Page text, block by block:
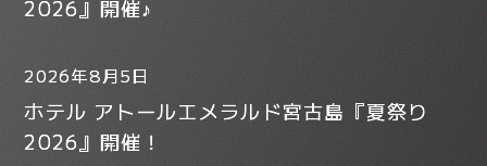
2026』開催♪
2026年8月5日
ホテル アトールエメラルド宮古島『夏祭り
2026』開催！